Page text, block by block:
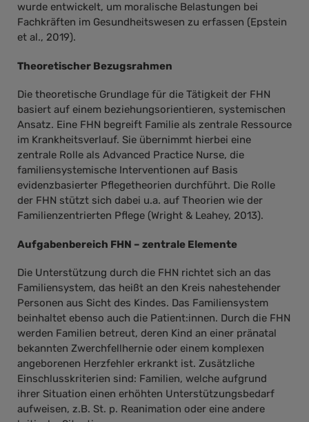
wurde entwickelt, um moralische Belastungen bei
Fachkräften im Gesundheitswesen zu erfassen (Epstein
et al., 2019).
Theoretischer Bezugsrahmen
Die theoretische Grundlage für die Tätigkeit der FHN
basiert auf einem beziehungsorientieren, systemischen
Ansatz. Eine FHN begreift Familie als zentrale Ressource
im Krankheitsverlauf. Sie übernimmt hierbei eine
zentrale Rolle als Advanced Practice Nurse, die
familiensystemische Interventionen auf Basis
evidenzbasierter Pflegetheorien durchführt. Die Rolle
der FHN stützt sich dabei u.a. auf Theorien wie der
Familienzentrierten Pflege (Wright & Leahey, 2013).
Aufgabenbereich FHN – zentrale Elemente
Die Unterstützung durch die FHN richtet sich an das
Familiensystem, das heißt an den Kreis nahestehender
Personen aus Sicht des Kindes. Das Familiensystem
beinhaltet ebenso auch die Patient:innen. Durch die FHN
werden Familien betreut, deren Kind an einer pränatal
bekannten Zwerchfellhernie oder einem komplexen
angeborenen Herzfehler erkrankt ist. Zusätzliche
Einschlusskriterien sind: Familien, welche aufgrund
ihrer Situation einen erhöhten Unterstützungsbedarf
aufweisen, z.B. St. p. Reanimation oder eine andere